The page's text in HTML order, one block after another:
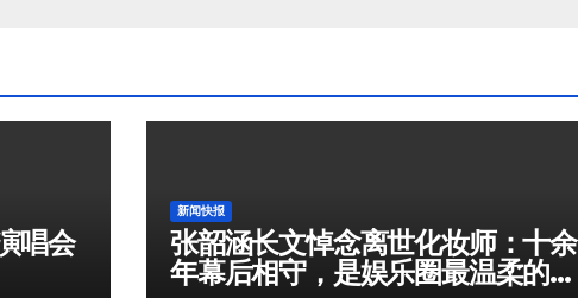
唱会
新闻快报
张韶涵长文悼念离世化妆师：十余
年幕后相守，是娱乐圈最温柔的双